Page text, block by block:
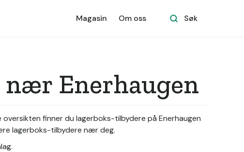
Magasin Om oss Søk
nær Enerhaugen
finner du lagerboks-tilbydere på Enerhaugen
lagerboks-tilbydere nær deg.